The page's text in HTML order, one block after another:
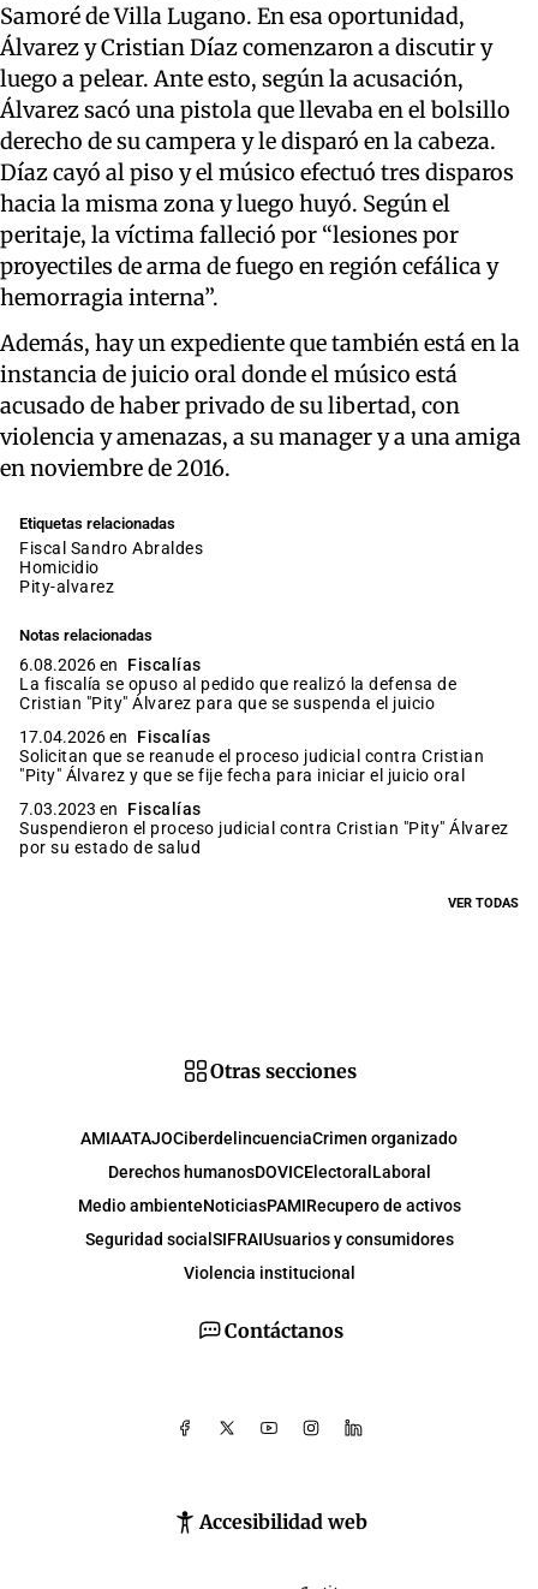
Samoré de Villa Lugano. En esa oportunidad,
Álvarez y Cristian Díaz comenzaron a discutir y
luego a pelear. Ante esto, según la acusación,
Álvarez sacó una pistola que llevaba en el bolsillo
derecho de su campera y le disparó en la cabeza.
Díaz cayó al piso y el músico efectuó tres disparos
hacia la misma zona y luego huyó. Según el
peritaje, la víctima falleció por “lesiones por
proyectiles de arma de fuego en región cefálica y
hemorragia interna”.
Además, hay un expediente que también está en la
instancia de juicio oral donde el músico está
acusado de haber privado de su libertad, con
violencia y amenazas, a su manager y a una amiga
en noviembre de 2016.
Etiquetas relacionadas
fiscal Sandro Abraldes
homicidio
pity-alvarez
Notas relacionadas
6.08.2026 en
Fiscalías
La fiscalía se opuso al pedido que realizó la defensa de
Cristian "Pity" Álvarez para que se suspenda el juicio
17.04.2026 en
Fiscalías
Solicitan que se reanude el proceso judicial contra Cristian
"Pity" Álvarez y que se fije fecha para iniciar el juicio oral
7.03.2023 en
Fiscalías
Suspendieron el proceso judicial contra Cristian "Pity" Álvarez
por su estado de salud
VER TODAS
Contáctanos
Accesibilidad web
Otras secciones
AMIAATAJOCiberdelincuenciaCrimen organizado
Derechos humanosDOVICElectoral Laboral
Medio ambienteNoticiasPAMIRecupero de activos
Seguridad social SIFRAIUsuarios y consumidores
Violencia institucional